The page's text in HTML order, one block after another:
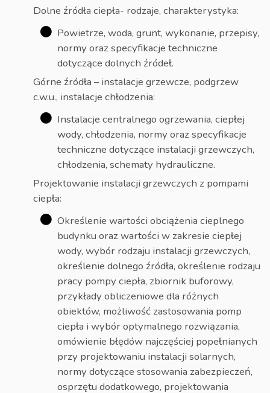
Dolne źródła ciepła- rodzaje, charakterystyka:
Powietrze, woda, grunt, wykonanie, przepisy,
normy oraz specyfikacje techniczne
dotyczące dolnych źródeł.
Górne źródła – instalacje grzewcze, podgrzew
c.w.u., instalacje chłodzenia:
Instalacje centralnego ogrzewania, ciepłej
wody, chłodzenia, normy oraz specyfikacje
techniczne dotyczące instalacji grzewczych,
chłodzenia, schematy hydrauliczne.
Projektowanie instalacji grzewczych z pompami
ciepła:
Określenie wartości obciążenia cieplnego
budynku oraz wartości w zakresie ciepłej
wody, wybór rodzaju instalacji grzewczych,
określenie dolnego źródła, określenie rodzaju
pracy pompy ciepła, zbiornik buforowy,
przykłady obliczeniowe dla różnych
obiektów, możliwość zastosowania pomp
ciepła i wybór optymalnego rozwiązania,
omówienie błędów najczęściej popełnianych
przy projektowaniu instalacji solarnych,
normy dotyczące stosowania zabezpieczeń,
osprzętu dodatkowego, projektowania